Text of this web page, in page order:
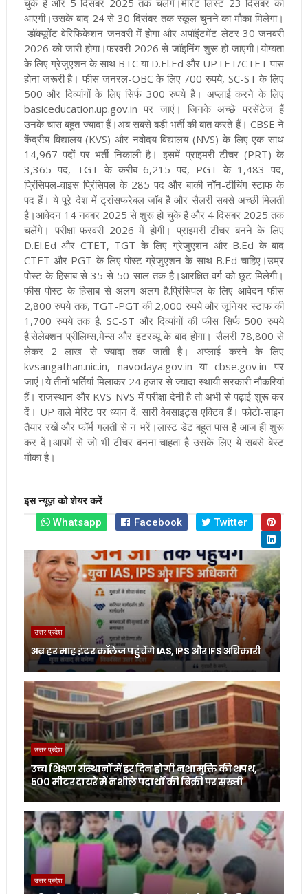
आएगी।उसके बाद 24 से 30 दिसंबर तक स्कूल चुनने का मौका मिलेगा।
डॉक्यूमेंट वेरिफिकेशन जनवरी में होगा और अपॉइंटमेंट लेटर 30 जनवरी
2026 को जारी होगा।फरवरी 2026 से जॉइनिंग शुरू हो जाएगी।योग्यता
के लिए ग्रेजुएशन के साथ BTC या D.El.Ed और UPTET/CTET पास
होना जरूरी है। फीस जनरल-OBC के लिए 700 रुपये, SC-ST के लिए
500 और दिव्यांगों के लिए सिर्फ 300 रुपये है। अप्लाई करने के लिए
basiceducation.up.gov.in पर जाएं। जिनके अच्छे परसेंटेज हैं
उनके चांस बहुत ज्यादा हैं।अब सबसे बड़ी भर्ती की बात करते हैं। CBSE ने
केंद्रीय विद्यालय (KVS) और नवोदय विद्यालय (NVS) के लिए एक साथ
14,967 पदों पर भर्ती निकाली है। इसमें प्राइमरी टीचर (PRT) के
3,365 पद, TGT के करीब 6,215 पद, PGT के 1,483 पद,
प्रिंसिपल-वाइस प्रिंसिपल के 285 पद और बाकी नॉन-टीचिंग स्टाफ के
पद हैं। ये पूरे देश में ट्रांसफरेबल जॉब है और सैलरी सबसे अच्छी मिलती
है।आवेदन 14 नवंबर 2025 से शुरू हो चुके हैं और 4 दिसंबर 2025 तक
चलेंगे। परीक्षा फरवरी 2026 में होगी। प्राइमरी टीचर बनने के लिए
D.El.Ed और CTET, TGT के लिए ग्रेजुएशन और B.Ed के बाद
CTET और PGT के लिए पोस्ट ग्रेजुएशन के साथ B.Ed चाहिए।उम्र
पोस्ट के हिसाब से 35 से 50 साल तक है।आरक्षित वर्ग को छूट मिलेगी।
फीस पोस्ट के हिसाब से अलग-अलग है.प्रिंसिपल के लिए आवेदन फीस
2,800 रुपये तक, TGT-PGT की 2,000 रुपये और जूनियर स्टाफ की
1,700 रुपये तक है. SC-ST और दिव्यांगों की फीस सिर्फ 500 रुपये
है.सेलेक्शन प्रीलिम्स,मेन्स और इंटरव्यू के बाद होगा। सैलरी 78,800 से
लेकर 2 लाख से ज्यादा तक जाती है। अप्लाई करने के लिए
kvsangathan.nic.in, navodaya.gov.in या cbse.gov.in पर
जाएं।ये तीनों भर्तियां मिलाकर 24 हजार से ज्यादा स्थायी सरकारी नौकरियां
हैं। राजस्थान और KVS-NVS में परीक्षा देनी है तो अभी से पढ़ाई शुरू कर
दें। UP वाले मेरिट पर ध्यान दें. सारी वेबसाइट्स एक्टिव हैं। फोटो-साइन
तैयार रखें और फॉर्म गलती से न भरें।लास्ट डेट बहुत पास है आज ही शुरू
कर दें।आपमें से जो भी टीचर बनना चाहता है उसके लिए ये सबसे बेस्ट
मौका है।
इस न्यूज़ को शेयर करें
Whatsapp
Facebook Twitter
उत्तर प्रदेश
अब हर माह इंटर कॉलेज पहुंचेंगे IAS, IPS और IFS अधिकारी
उत्तर प्रदेश
उच्च शिक्षण संस्थानों में हर दिन होगी नशामुक्ति की शपथ,
500 मीटर दायरे में नशीले पदार्थों की बिक्री पर सख्ती
उत्तर प्रदेश